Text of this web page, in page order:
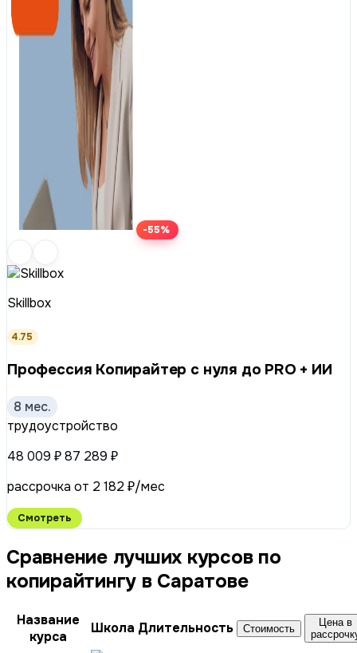
-55%
Skillbox
4.75
Профессия Копирайтер с нуля до PRO + ИИ
8 мес.
трудоустройство
48 009 ₽87 289 ₽
рассрочка от 2 182 ₽/мес
Смотреть
Сравнение лучших курсов по
копирайтингу в Саратове
Название
курса
Школа Длительность Стоимость
Цена в